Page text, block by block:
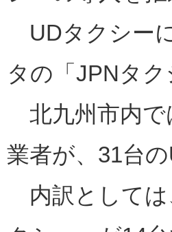
UDタクシー
タの「JPNタ
北九州市内で
業者が、31台
内訳としては